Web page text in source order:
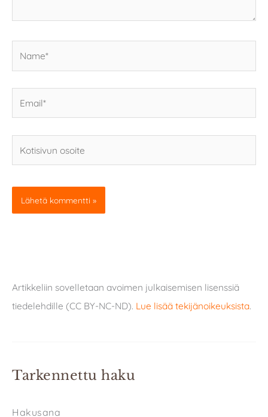
osoite
Artikkeliin sovelletaan avoimen julkaisemisen lisenssiä
tiedelehdille (CC BY-NC-ND). Lue lisää tekijänoikeuksista.
Tarkennettu haku
Hakusana